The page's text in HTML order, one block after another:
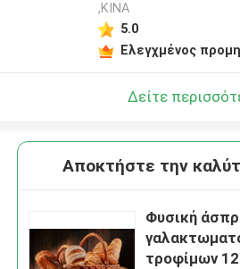
,ΚΙΝΑ
5.0
Ελεγχμένος
Δείτε
Αποκτήστε την
Φυσική
τροφίμων